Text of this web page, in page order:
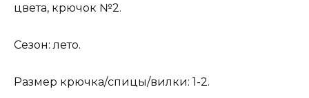
цвета, крючок №2.
Сезон: лето.
Размер крючка/спицы/вилки: 1-2.